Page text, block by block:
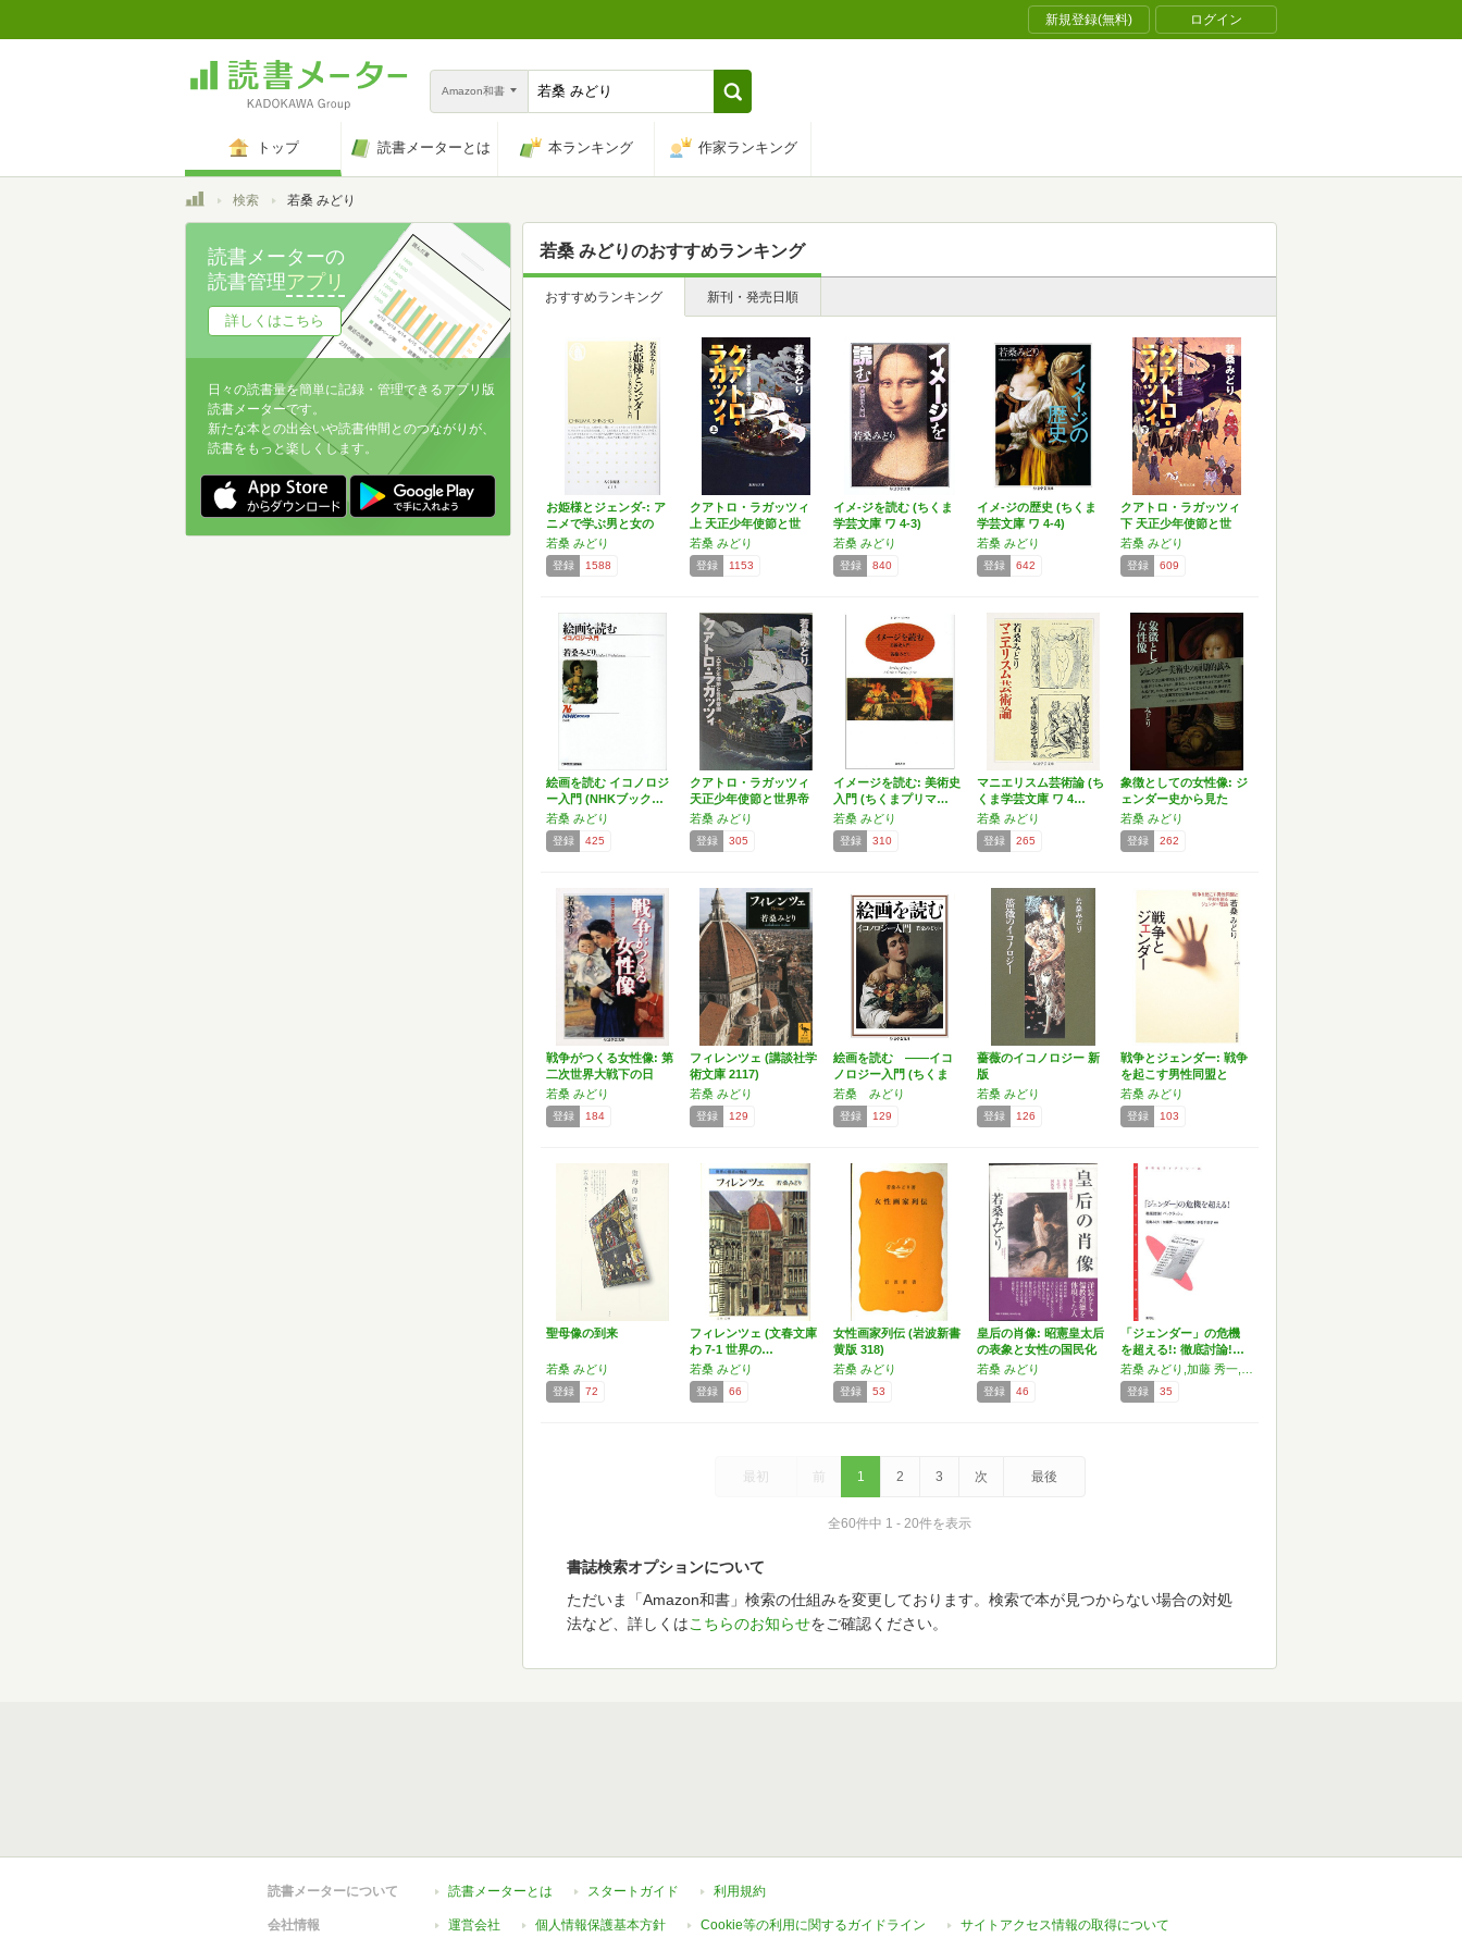
新規登録(無料) ログイン
Amazon和書
トップ 読書メーターとは 本ランキング 作家ランキング
トップ検索 若桑 みどり
若桑 みどりのおすすめランキング
おすすめランキング 新刊・発売日順
お姫様とジェンダ-: ア
ニメで学ぶ男と女の
ジ…
若桑 みどり
登録 1588
クアトロ・ラガッツィ
上 天正少年使節と世
界…
若桑 みどり
登録 1153
イメ-ジを読む (ちくま
学芸文庫 ワ 4-3)
若桑 みどり
登録 840
イメ-ジの歴史 (ちくま
学芸文庫 ワ 4-4)
若桑 みどり
登録 642
クアトロ・ラガッツィ
下 天正少年使節と世
界…
若桑 みどり
登録 609
絵画を読む イコノロジ
ー入門 (NHKブック…
若桑 みどり
登録 425
クアトロ・ラガッツィ
天正少年使節と世界帝
国
若桑 みどり
登録 305
イメージを読む: 美術史
入門 (ちくまプリマ…
若桑 みどり
登録 310
マニエリスム芸術論 (ち
くま学芸文庫 ワ 4…
若桑 みどり
登録 265
象徴としての女性像: ジ
ェンダー史から見た
家…
若桑 みどり
登録 262
戦争がつくる女性像: 第
二次世界大戦下の日
本…
若桑 みどり
登録 184
フィレンツェ (講談社学
術文庫 2117)
若桑 みどり
登録 129
絵画を読む ――イコ
ノロジー入門 (ちくま
学…
若桑 みどり
登録 129
薔薇のイコノロジー 新
版
若桑 みどり
登録 126
戦争とジェンダー: 戦争
を起こす男性同盟と
平…
若桑 みどり
登録 103
聖母像の到来
若桑 みどり
登録 72
フィレンツェ (文春文庫
わ 7-1 世界の…
若桑 みどり
登録 66
女性画家列伝 (岩波新書
黄版 318)
若桑 みどり
登録 53
皇后の肖像: 昭憲皇太后
の表象と女性の国民化
若桑 みどり
登録 46
「ジェンダー」の危機
を超える!: 徹底討論!…
登録 35
最初 前 1 2 3 次 最後
全60件中 1 - 20件を表示
書誌検索オプションについて
ただいま「Amazon和書」検索の仕組みを変更しております。検索で本が見つからない場合の対処
法など、詳しくはこちらのお知らせをご確認ください。
読書メーターの
読書管理アプリ
詳しくはこちら
日々の読書量を簡単に記録・管理できるアプリ版
読書メーターです。
新たな本との出会いや読書仲間とのつながりが、
読書をもっと楽しくします。
読書メーターについて 読書メーターとは スタートガイド 利用規約
会社情報 運営会社 個人情報保護基本方針 Cookie等の利用に関するガイドライン サイトアクセス情報の取得について